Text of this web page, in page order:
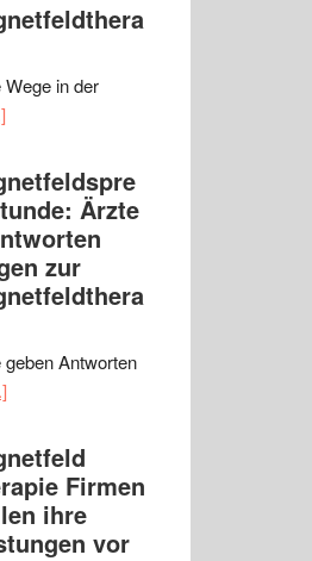
Wege in der
Ärzte
zur
geben Antworten
Firmen
ihre
vor